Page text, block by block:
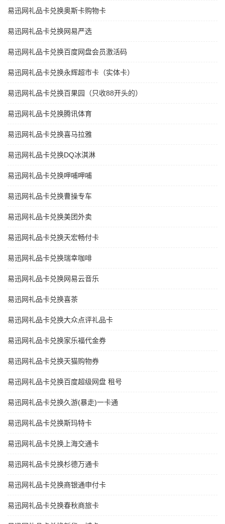
易迅网礼品卡兑换奥斯卡购物卡
易迅网礼品卡兑换网易严选
易迅网礼品卡兑换百度网盘会员激活码
易迅网礼品卡兑换永辉超市卡（实体卡）
易迅网礼品卡兑换百果园（只收88开头的）
易迅网礼品卡兑换腾讯体育
易迅网礼品卡兑换喜马拉雅
易迅网礼品卡兑换DQ冰淇淋
易迅网礼品卡兑换呷哺呷哺
易迅网礼品卡兑换曹操专车
易迅网礼品卡兑换美团外卖
易迅网礼品卡兑换天宏畅付卡
易迅网礼品卡兑换瑞幸咖啡
易迅网礼品卡兑换网易云音乐
易迅网礼品卡兑换喜茶
易迅网礼品卡兑换大众点评礼品卡
易迅网礼品卡兑换家乐福代金券
易迅网礼品卡兑换天猫购物券
易迅网礼品卡兑换百度超级网盘 租号
易迅网礼品卡兑换久游(暴走)一卡通
易迅网礼品卡兑换斯玛特卡
易迅网礼品卡兑换上海交通卡
易迅网礼品卡兑换杉德万通卡
易迅网礼品卡兑换商银通申付卡
易迅网礼品卡兑换春秋商旅卡